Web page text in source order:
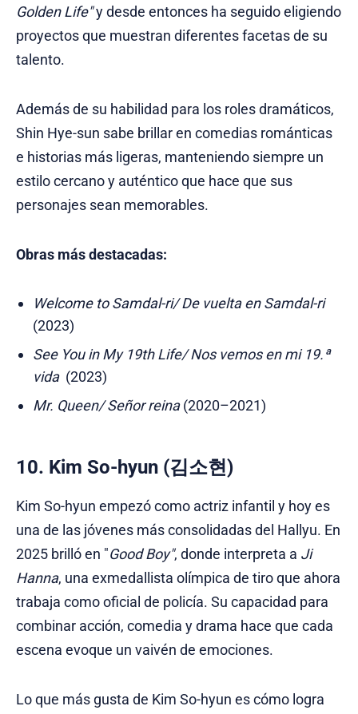
Golden Life"y desde entonces ha seguido eligiendo
proyectos que muestran diferentes facetas de su
talento.
Además de su habilidad para los roles dramáticos,
Shin Hye-sun sabe brillar en comedias románticas
e historias más ligeras, manteniendo siempre un
estilo cercano y auténtico que hace que sus
personajes sean memorables.
Obras más destacadas:
Welcome to Samdal-ri/ De vuelta en Samdal-ri
(2023)
See You in My 19th Life/ Nos vemos en mi 19.ª
vida(2023)
Mr. Queen/ Señor reina(2020–2021)
10. Kim So-hyun (김소현)
Kim So-hyun empezó como actriz infantil y hoy es
una de las jóvenes más consolidadas del Hallyu. En
2025 brilló en "Good Boy", donde interpreta a Ji
Hanna, una exmedallista olímpica de tiro que ahora
trabaja como oficial de policía. Su capacidad para
combinar acción, comedia y drama hace que cada
escena evoque un vaivén de emociones.
Lo que más gusta de Kim So-hyun es cómo logra